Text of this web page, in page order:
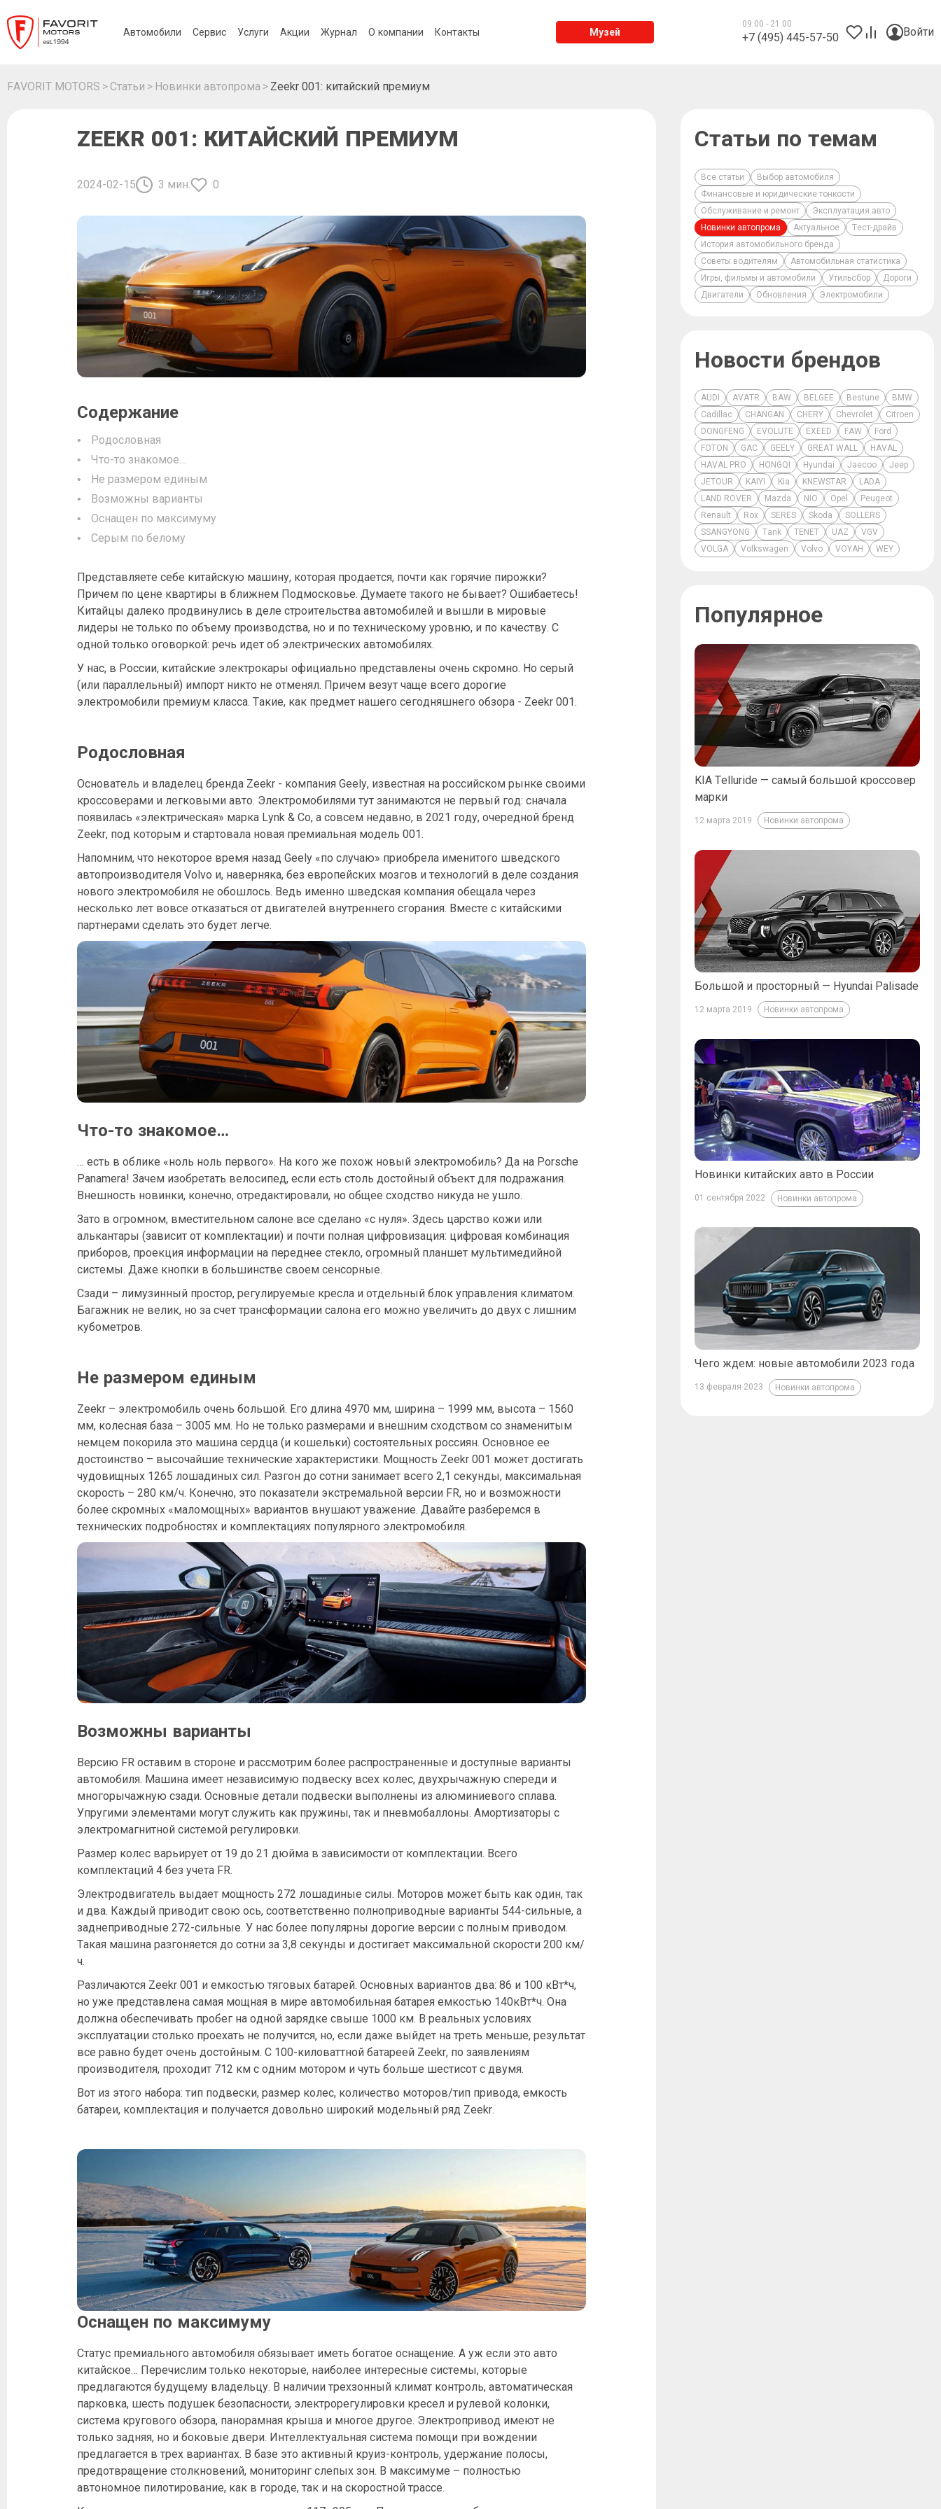
Автомобили Сервис Услуги Акции Журнал О компании Контакты Музей
09:00 - 21:00
+7 (495) 445-57-50 Войти
FAVORIT MOTORS Статьи Новинки автопрома Zeekr 001: китайский премиум
ZEEKR 001: КИТАЙСКИЙ ПРЕМИУМ
2024-02-15 3 мин. 0
Содержание
Родословная
Что-то знакомое…
Не размером единым
Возможны варианты
Оснащен по максимуму
Серым по белому
Представляете себе китайскую машину, которая продается, почти как горячие пирожки?
Причем по цене квартиры в ближнем Подмосковье. Думаете такого не бывает? Ошибаетесь!
Китайцы далеко продвинулись в деле строительства автомобилей и вышли в мировые
лидеры не только по объему производства, но и по техническому уровню, и по качеству. С
одной только оговоркой: речь идет об электрических автомобилях.
У нас, в России, китайские электрокары официально представлены очень скромно. Но серый
(или параллельный) импорт никто не отменял. Причем везут чаще всего дорогие
электромобили премиум класса. Такие, как предмет нашего сегодняшнего обзора - Zeekr 001.
Родословная
Основатель и владелец бренда Zeekr - компания Geely, известная на российском рынке своими
кроссоверами и легковыми авто. Электромобилями тут занимаются не первый год: сначала
появилась «электрическая» марка Lynk & Co, а совсем недавно, в 2021 году, очередной бренд
Zeekr, под которым и стартовала новая премиальная модель 001.
Напомним, что некоторое время назад Geely «по случаю» приобрела именитого шведского
автопроизводителя Volvo и, наверняка, без европейских мозгов и технологий в деле создания
нового электромобиля не обошлось. Ведь именно шведская компания обещала через
несколько лет вовсе отказаться от двигателей внутреннего сгорания. Вместе с китайскими
партнерами сделать это будет легче.
Что-то знакомое…
… есть в облике «ноль ноль первого». На кого же похож новый электромобиль? Да на Porsche
Panamera! Зачем изобретать велосипед, если есть столь достойный объект для подражания.
Внешность новинки, конечно, отредактировали, но общее сходство никуда не ушло.
Зато в огромном, вместительном салоне все сделано «с нуля». Здесь царство кожи или
алькантары (зависит от комплектации) и почти полная цифровизация: цифровая комбинация
приборов, проекция информации на переднее стекло, огромный планшет мультимедийной
системы. Даже кнопки в большинстве своем сенсорные.
Сзади – лимузинный простор, регулируемые кресла и отдельный блок управления климатом.
Багажник не велик, но за счет трансформации салона его можно увеличить до двух с лишним
кубометров.
Не размером единым
Zeekr – электромобиль очень большой. Его длина 4970 мм, ширина – 1999 мм, высота – 1560
мм, колесная база – 3005 мм. Но не только размерами и внешним сходством со знаменитым
немцем покорила это машина сердца (и кошельки) состоятельных россиян. Основное ее
достоинство – высочайшие технические характеристики. Мощность Zeekr 001 может достигать
чудовищных 1265 лошадиных сил. Разгон до сотни занимает всего 2,1 секунды, максимальная
скорость – 280 км/ч. Конечно, это показатели экстремальной версии FR, но и возможности
более скромных «маломощных» вариантов внушают уважение. Давайте разберемся в
технических подробностях и комплектациях популярного электромобиля.
Возможны варианты
Версию FR оставим в стороне и рассмотрим более распространенные и доступные варианты
автомобиля. Машина имеет независимую подвеску всех колес, двухрычажную спереди и
многорычажную сзади. Основные детали подвески выполнены из алюминиевого сплава.
Упругими элементами могут служить как пружины, так и пневмобаллоны. Амортизаторы с
электромагнитной системой регулировки.
Размер колес варьирует от 19 до 21 дюйма в зависимости от комплектации. Всего
комплектаций 4 без учета FR.
Электродвигатель выдает мощность 272 лошадиные силы. Моторов может быть как один, так
и два. Каждый приводит свою ось, соответственно полноприводные варианты 544-сильные, а
заднеприводные 272-сильные. У нас более популярны дорогие версии с полным приводом.
Такая машина разгоняется до сотни за 3,8 секунды и достигает максимальной скорости 200 км/
ч.
Различаются Zeekr 001 и емкостью тяговых батарей. Основных вариантов два: 86 и 100 кВт*ч,
но уже представлена самая мощная в мире автомобильная батарея емкостью 140кВт*ч. Она
должна обеспечивать пробег на одной зарядке свыше 1000 км. В реальных условиях
эксплуатации столько проехать не получится, но, если даже выйдет на треть меньше, результат
все равно будет очень достойным. С 100-киловаттной батареей Zeekr, по заявлениям
производителя, проходит 712 км с одним мотором и чуть больше шестисот с двумя.
Вот из этого набора: тип подвески, размер колес, количество моторов/тип привода, емкость
батареи, комплектация и получается довольно широкий модельный ряд Zeekr.
Оснащен по максимуму
Статус премиального автомобиля обязывает иметь богатое оснащение. А уж если это авто
китайское… Перечислим только некоторые, наиболее интересные системы, которые
предлагаются будущему владельцу. В наличии трехзонный климат контроль, автоматическая
парковка, шесть подушек безопасности, электрорегулировки кресел и рулевой колонки,
система кругового обзора, панорамная крыша и многое другое. Электропривод имеют не
только задняя, но и боковые двери. Интеллектуальная система помощи при вождении
предлагается в трех вариантах. В базе это активный круиз-контроль, удержание полосы,
предотвращение столкновений, мониторинг слепых зон. В максимуме – полностью
автономное пилотирование, как в городе, так и на скоростной трассе.
Статьи по темам
Все статьи
Выбор автомобиля
Финансовые и юридические тонкости
Обслуживание и ремонт
Эксплуатация авто
Новинки автопрома
Актуальное
Тест-драйв
История автомобильного бренда
Советы водителям
Автомобильная статистика
Игры, фильмы и автомобили
Утильсбор
Дороги
Двигатели
Обновления Электромобили
Новости брендов
AUDI AVATR BAW BELGEE Bestune
BMW
Cadillac
CHANGAN CHERY Chevrolet
Citroen
DONGFENG
EVOLUTE EXEED FAW
Ford
FOTON
GAC GEELY GREAT WALL
HAVAL
HAVAL PRO
HONGQI Hyundai Jaecoo
Jeep
JETOUR
KAIYI Kia KNEWSTAR
LADA
LAND ROVER
Mazda NIO Opel
Peugeot
Renault
Rox SERES Skoda
SOLLERS
SSANGYONG
Tank TENET UAZ
VGV
VOLGA
Volkswagen Volvo VOYAH WEY
Популярное
KIA Telluride — самый большой кроссовер
марки
12 марта 2019 Новинки автопрома
Большой и просторный — Hyundai Palisade
12 марта 2019 Новинки автопрома
Новинки китайских авто в России
01 сентября 2022 Новинки автопрома
Чего ждем: новые автомобили 2023 года
13 февраля 2023 Новинки автопрома